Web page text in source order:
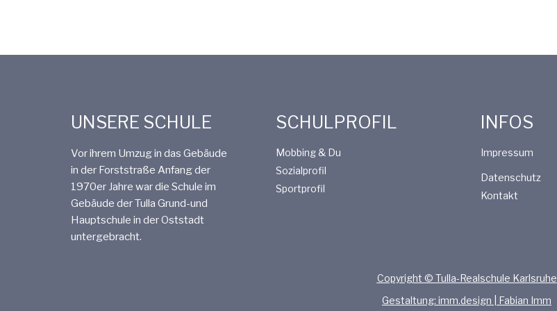
UNSERE SCHULE
Vor ihrem Umzug in das Gebäude
in der Forststraße Anfang der
1970er Jahre war die Schule im
Gebäude der Tulla Grund-und
Hauptschule in der Oststadt
untergebracht.
SCHULPROFIL
Mobbing & Du
Sozialprofil
Sportprofil
INFOS
Impressum
Datenschutz
Kontakt
Copyright © Tulla-Realschule Karlsruhe
Gestaltung: imm.design | Fabian Imm